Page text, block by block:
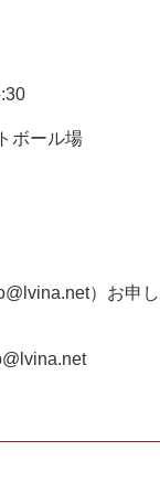
ボール場
）お申し